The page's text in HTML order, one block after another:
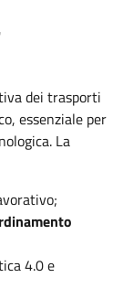
dei trasporti
essenziale per
La
4.0 e